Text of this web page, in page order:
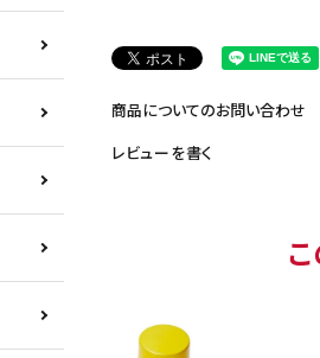
商品についてのお問い合わせ
レビューを書く